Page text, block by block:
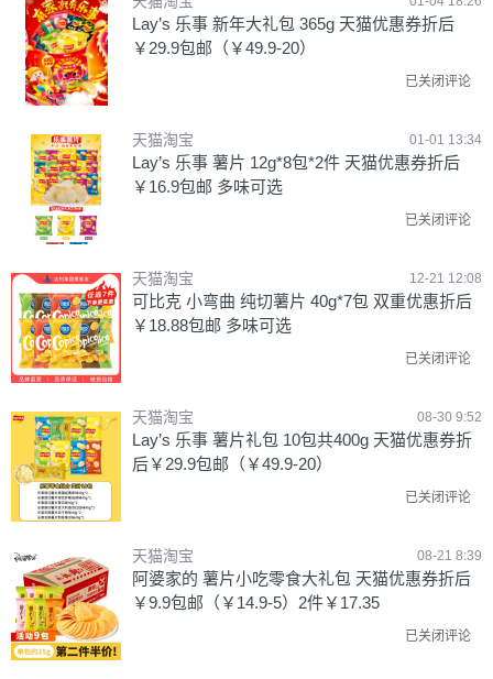
Lay’s 乐事 新年大礼包 365g 天猫优惠券折后
￥29.9包邮（￥49.9-20）
已关闭评论
天猫淘宝 01-01 13:34
Lay’s 乐事 薯片 12g*8包*2件 天猫优惠券折后
￥16.9包邮 多味可选
已关闭评论
天猫淘宝 12-21 12:08
可比克 小弯曲 纯切薯片 40g*7包 双重优惠折后
￥18.88包邮 多味可选
已关闭评论
天猫淘宝 08-30 9:52
Lay’s 乐事 薯片礼包 10包共400g 天猫优惠券折
后￥29.9包邮（￥49.9-20）
已关闭评论
天猫淘宝 08-21 8:39
阿婆家的 薯片小吃零食大礼包 天猫优惠券折后
￥9.9包邮（￥14.9-5）2件￥17.35
已关闭评论